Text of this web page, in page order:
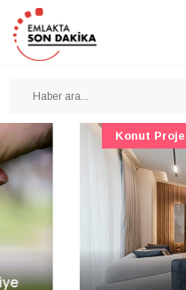
Konut Projeleri